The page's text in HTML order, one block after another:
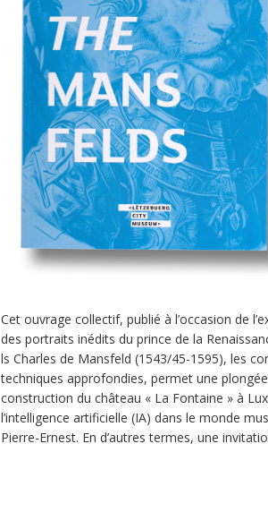
Cet ouvrage collectif, publié à l’occasion de
des portraits inédits du prince de la
ls Charles de Mansfeld (1543/45-1595), les
techniques approfondies, permet une
construction du château « La Fontaine » à
l’intelligence artificielle (IA) dans le monde
Pierre-Ernest. En d’autres termes, une